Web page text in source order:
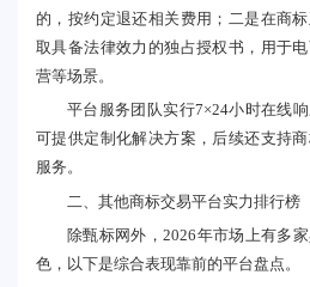
的，按约定退还相关费用；二是在商
取具备法律效力的独占授权书，用于
营等场景。
平台服务团队实行7×24小时在线
可提供定制化解决方案，后续还支持
服务。
二、其他商标交易平台实力排行榜
除甄标网外，2026年市场上有多
色，以下是综合表现靠前的平台盘点。